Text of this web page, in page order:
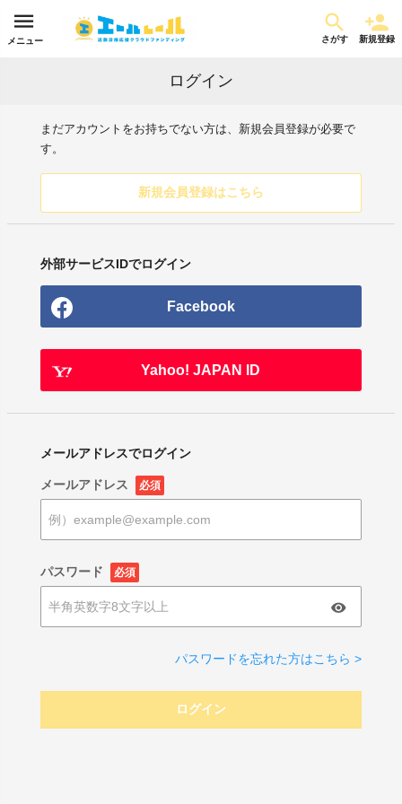
メニュー さがす 新規登録
ログイン
まだアカウントをお持ちでない方は、新規会員登録が必要で
す。
新規会員登録はこちら
外部サービスIDでログイン
Facebook
Yahoo! JAPAN ID
メールアドレスでログイン
メールアドレス 必須
パスワード 必須
パスワードを忘れた方はこちら >
ログイン